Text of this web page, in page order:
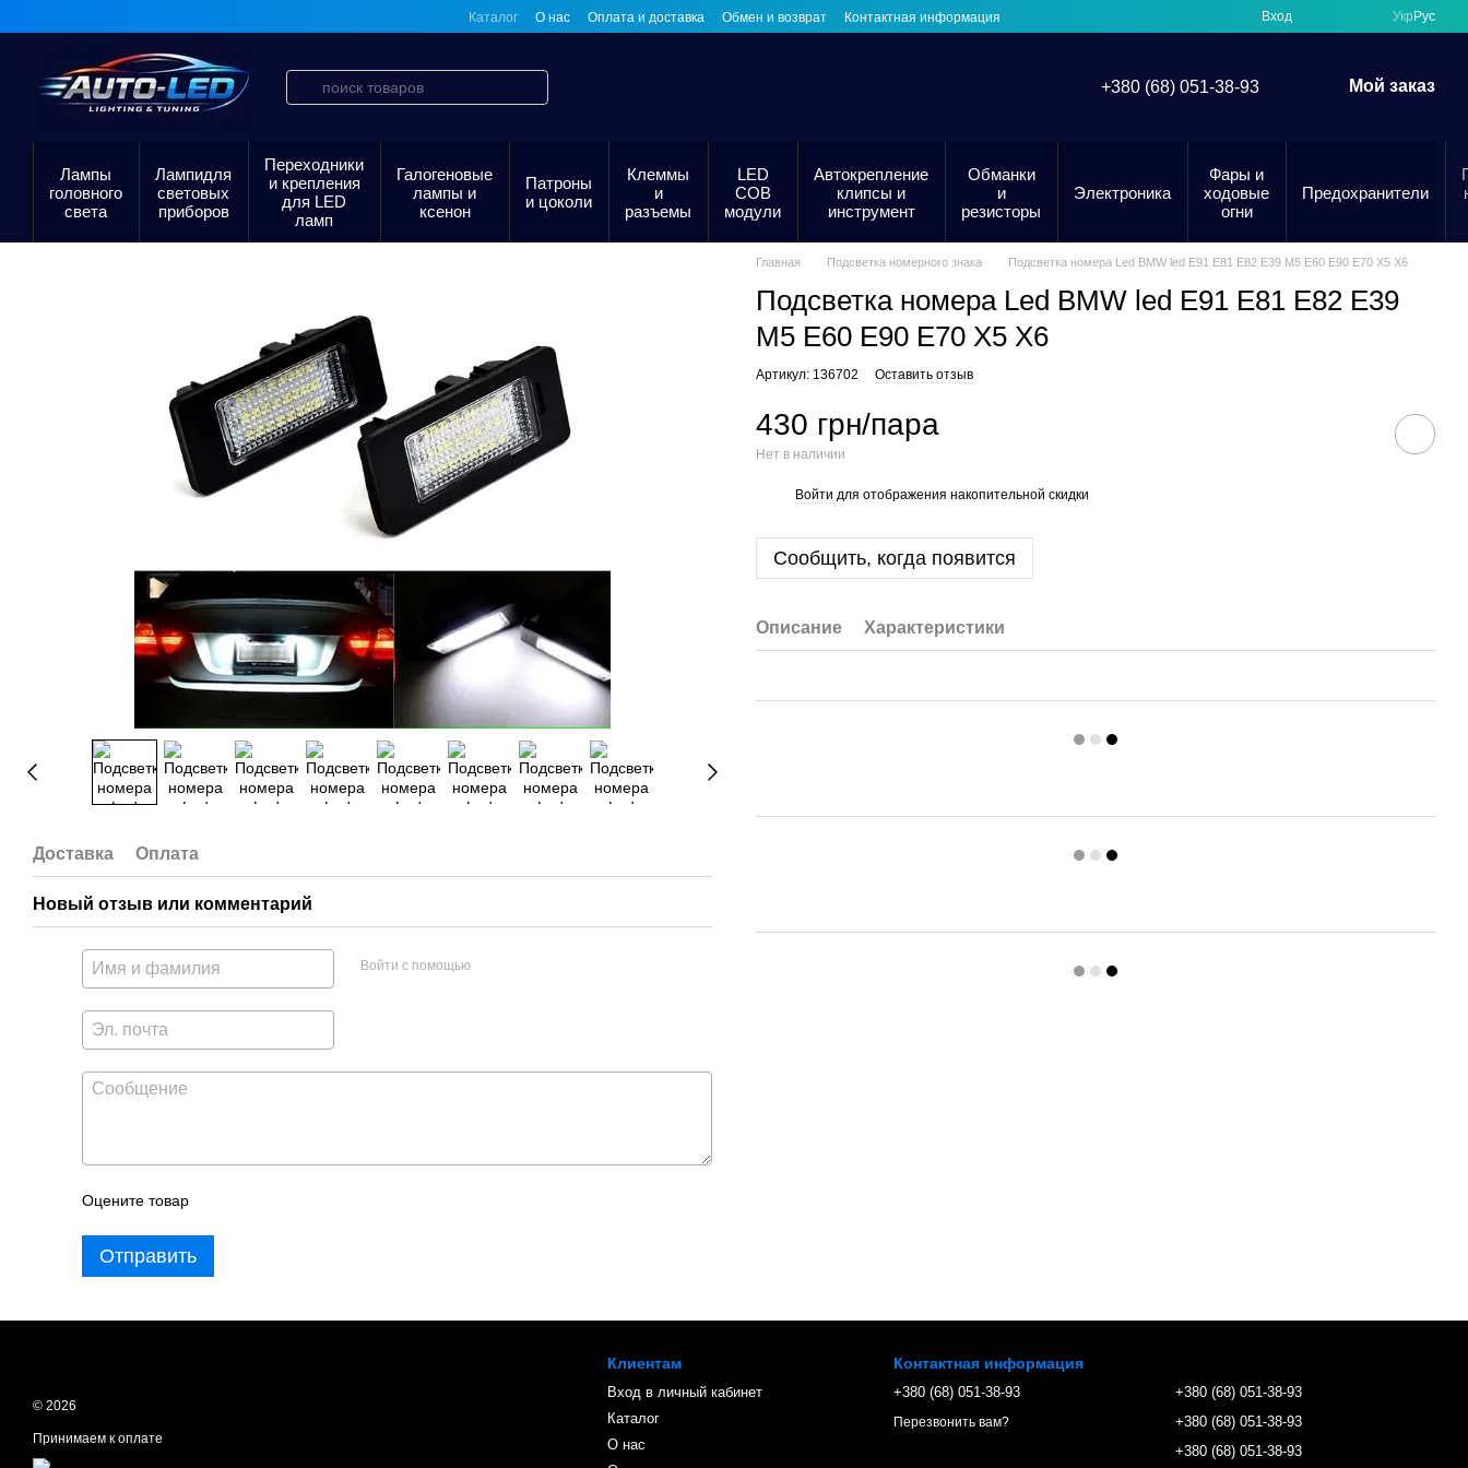
Каталог О нас Оплата и доставка Обмен и возврат Контактная информация Вход Укр Рус
+380 (68) 051-38-93 Мой заказ
Лампы
головного
света
Лампидля
световых
приборов
Переходники
и крепления
для LED
ламп
Галогеновые
лампы и
ксенон
Патроны
и цоколи
Клеммы
и
разъемы
LED
COB
модули
Автокрепление
клипсы и
инструмент
Обманки
и
резисторы
Электроника
Фары и
ходовые
огни
Предохранители
Доставка Оплата
Новый отзыв или комментарий
Войти с помощью
Оцените товар
Отправить
Главная Подсветка номерного знака Подсветка номера Led BMW led E91 E81 E82 E39 M5 E60 E90 E70 X5 X6
Подсветка номера Led BMW led E91 E81 E82 E39
M5 E60 E90 E70 X5 X6
Артикул: 136702 Оставить отзыв
430 грн/пара
Нет в наличии
Войти для отображения накопительной скидки
Сообщить, когда появится
Описание Характеристики
© 2026
Принимаем к оплате
Клиентам
Вход в личный кабинет
Каталог
О нас
Контактная информация
+380 (68) 051-38-93
Перезвонить вам?
+380 (68) 051-38-93
+380 (68) 051-38-93
+380 (68) 051-38-93